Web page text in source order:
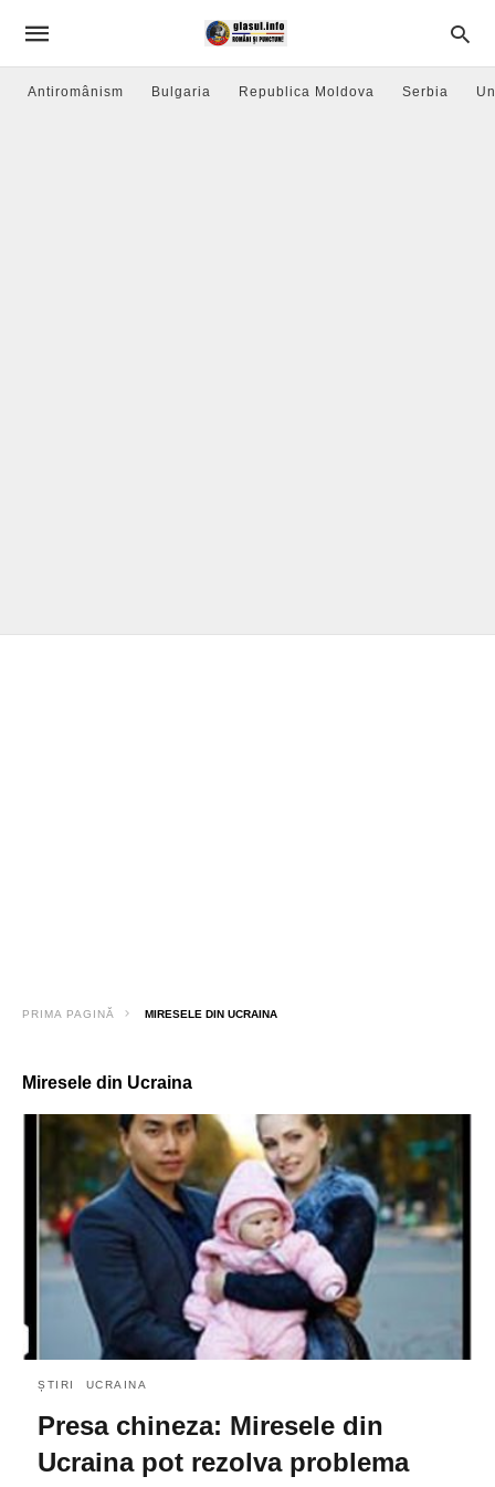
Antiromânism Bulgaria Republica Moldova Serbia
PRIMA PAGINĂ MIRESELE DIN UCRAINA
Miresele din Ucraina
ȘTIRI UCRAINA
Presa chineza: Miresele din
Ucraina pot rezolva problema